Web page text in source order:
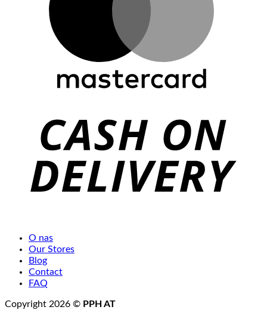
O nas
Our Stores
Blog
Contact
FAQ
Copyright 2026 © PPH AT